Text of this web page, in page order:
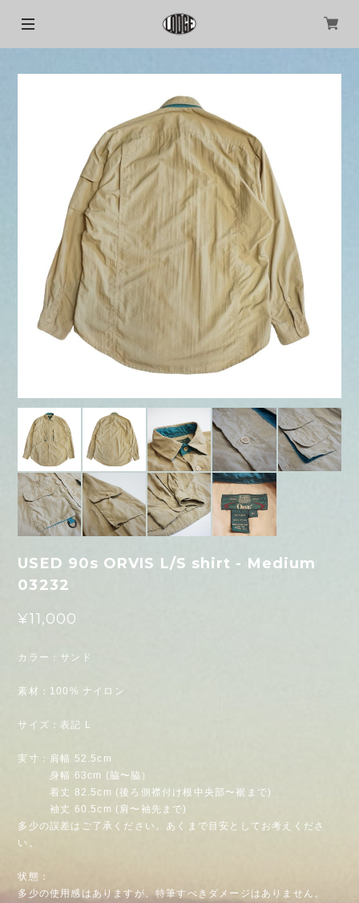
USED 90s ORVIS L/S shirt - Medium
03232
¥11,000
カラー：サンド
素材：100% ナイロン
サイズ：表記 L
実寸：肩幅 52.5cm
身幅 63cm (脇〜脇）
着丈 82.5cm (後ろ側襟付け根中央部〜裾まで)
袖丈 60.5cm (肩〜袖先まで)
多少の誤差はご了承ください。あくまで目安としてお考えくださ
い。
状態：
多少の使用感はありますが、特筆すべきダメージはありません。